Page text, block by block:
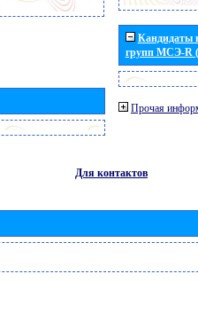
Кандидаты
групп МСЭ-
Прочая
Для контактов